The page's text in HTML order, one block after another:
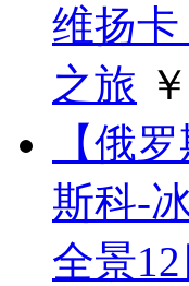
维扬
之旅 ￥
【俄
斯科-
全景